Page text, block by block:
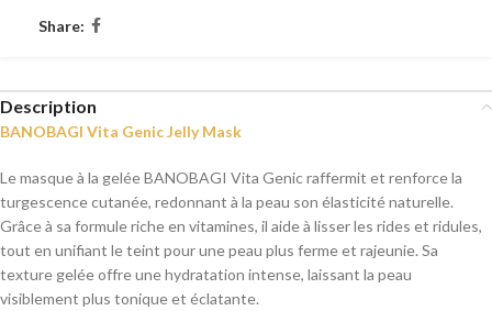
Share:
Description
BANOBAGI Vita Genic Jelly Mask
Le masque à la gelée BANOBAGI Vita Genic raffermit et renforce la
turgescence cutanée, redonnant à la peau son élasticité naturelle.
Grâce à sa formule riche en vitamines, il aide à lisser les rides et ridules,
tout en unifiant le teint pour une peau plus ferme et rajeunie. Sa
texture gelée offre une hydratation intense, laissant la peau
visiblement plus tonique et éclatante.